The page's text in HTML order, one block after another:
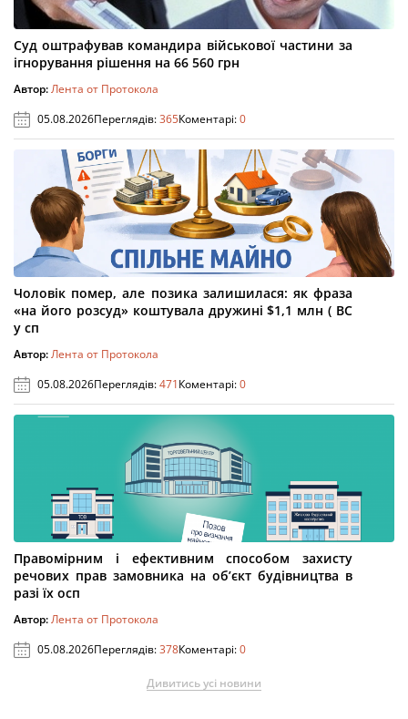
Суд оштрафував командира військової частини за
ігнорування рішення на 66 560 грн
Автор:Лента от Протокола
05.08.2026Переглядів:365Коментарі:0
Чоловік помер, але позика залишилася: як фраза
«на його розсуд» коштувала дружині $1,1 млн ( ВС
у сп
Автор:Лента от Протокола
05.08.2026Переглядів:471Коментарі:0
Правомірним і ефективним способом захисту
речових прав замовника на об’єкт будівництва в
разі їх осп
Автор:Лента от Протокола
05.08.2026Переглядів:378Коментарі:0
Дивитись усі новини